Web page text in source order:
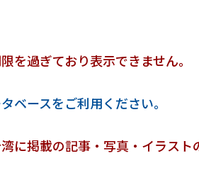
を過ぎており表示できません。
ベースをご利用ください。
に掲載の記事・写真・イラスト